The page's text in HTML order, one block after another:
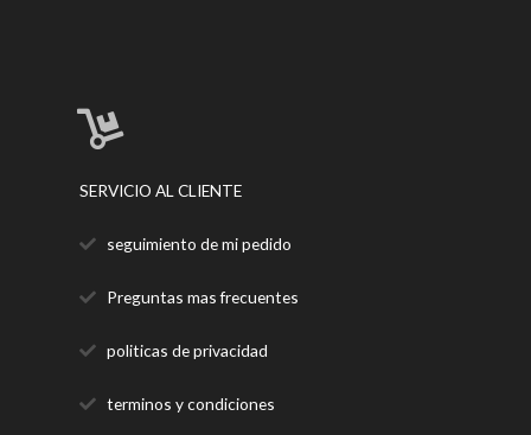
SERVICIO AL CLIENTE
seguimiento de mi pedido
Preguntas mas frecuentes
politicas de privacidad
terminos y condiciones